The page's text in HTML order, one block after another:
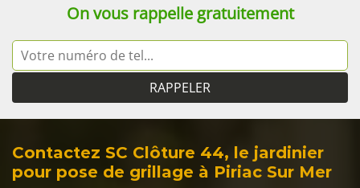
On vous rappelle gratuitement
Contactez SC Clôture 44, le jardinier
pour pose de grillage à Piriac Sur Mer